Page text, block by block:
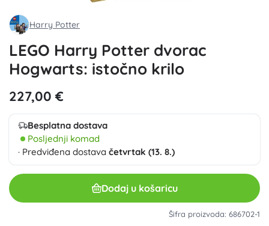
Harry Potter
LEGO Harry Potter dvorac
Hogwarts: istočno krilo
227,00 €
Besplatna dostava
Posljednji komad
· Predviđena dostava četvrtak (13. 8.)
Dodaj u košaricu
Šifra proizvoda: 686702-1